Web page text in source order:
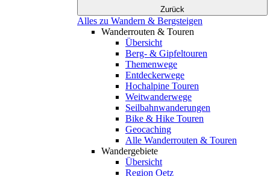
Zurück
Alles zu Wandern & Bergsteigen
Wanderrouten & Touren
Übersicht
Berg- & Gipfeltouren
Themenwege
Entdeckerwege
Hochalpine Touren
Weitwanderwege
Seilbahnwanderungen
Bike & Hike Touren
Geocaching
Alle Wanderrouten & Touren
Wandergebiete
Übersicht
Region Oetz